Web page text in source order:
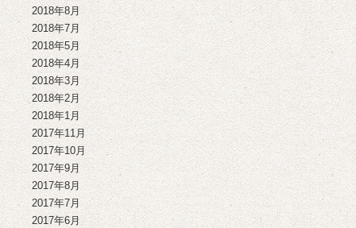
2018年8月
2018年7月
2018年5月
2018年4月
2018年3月
2018年2月
2018年1月
2017年11月
2017年10月
2017年9月
2017年8月
2017年7月
2017年6月